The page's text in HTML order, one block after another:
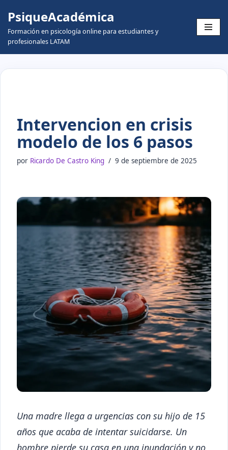
Skip
to
content
PsiqueAcadémica
Formación en psicología online para estudiantes y
profesionales LATAM
Intervencion en crisis
modelo de los 6 pasos
por Ricardo De Castro King 9 de septiembre de 2025
Una madre llega a urgencias con su hijo de 15
años que acaba de intentar suicidarse. Un
hombre pierde su casa en una inundación y no